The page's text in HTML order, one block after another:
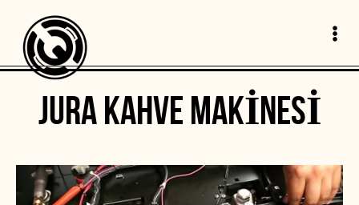
JURA KAHVE MAKINESI